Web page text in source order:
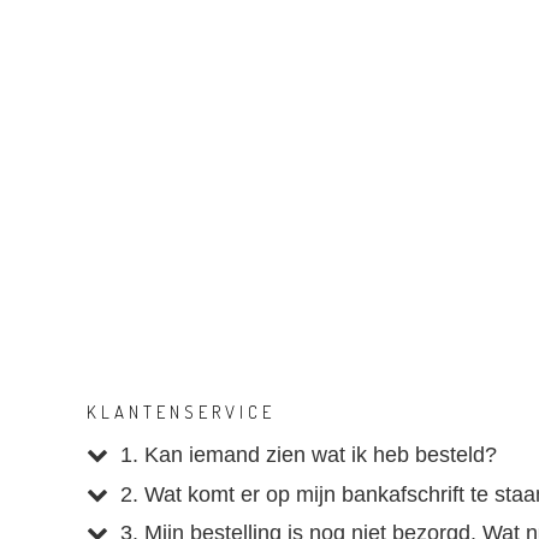
KLANTENSERVICE
1. Kan iemand zien wat ik heb besteld?
2. Wat komt er op mijn bankafschrift te
3. Mijn bestelling is nog niet bezorgd. Wat